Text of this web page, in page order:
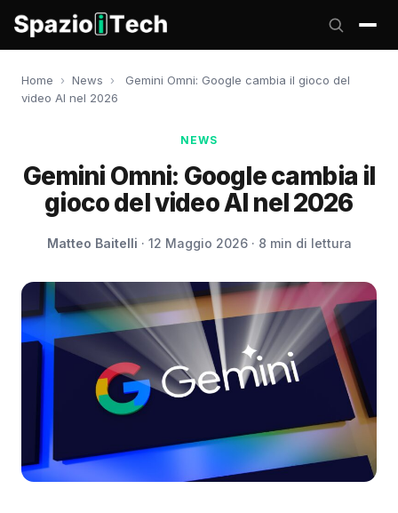
Home › News ›
Gemini Omni: Google cambia il gioco del
video AI nel 2026
NEWS
Gemini Omni: Google cambia il
gioco del video AI nel 2026
Matteo Baitelli · 12 Maggio 2026 · 8 min di lettura